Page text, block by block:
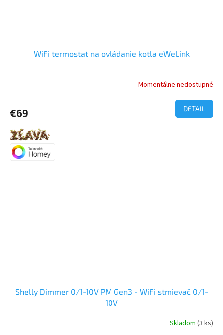
WiFi termostat na ovládanie kotla eWeLink
je
5,0
z
5
hviezdičiek.
Momentálne nedostupné
€69 DETAIL
Shelly Dimmer 0/1-10V PM Gen3 - WiFi stmievač 0/1-
10V
Skladom (3 ks)